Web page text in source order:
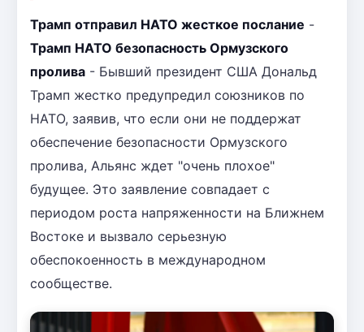
Трамп отправил НАТО жесткое послание -
Трамп НАТО безопасность Ормузского
пролива - Бывший президент США Дональд
Трамп жестко предупредил союзников по
НАТО, заявив, что если они не поддержат
обеспечение безопасности Ормузского
пролива, Альянс ждет "очень плохое"
будущее. Это заявление совпадает с
периодом роста напряженности на Ближнем
Востоке и вызвало серьезную
обеспокоенность в международном
сообществе.